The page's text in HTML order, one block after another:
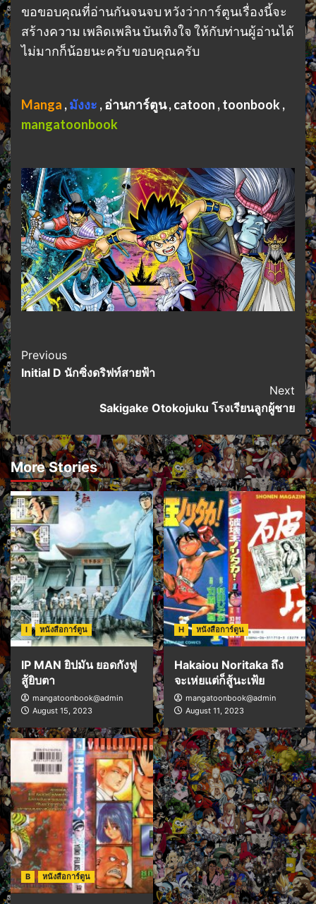
ขอขอบคุณที่อ่านกันจนจบ หวังว่าการ์ตูนเรื่องนี้จะ
สร้างความ เพลิดเพลิน บันเทิงใจ ให้กับท่านผู้อ่านได้
ไม่มากก็น้อยนะครับ ขอบคุณครับ
Manga ,มังงะ ,อ่านการ์ตูน , catoon , toonbook ,
mangatoonbook
Post
Navigation
Previous
Initial D นักซิ่งดริฟท์สายฟ้า
Next
Sakigake Otokojuku โรงเรียนลูกผู้ชาย
More Stories
I หนังสือการ์ตูน
IP MAN ยิปมัน ยอดกังฟู
สู้ยิบตา
mangatoonbook@admin
August 15, 2023
H หนังสือการ์ตูน
Hakaiou Noritaka ถึง
จะเห่ยแต่ก็สู้นะเฟ้ย
mangatoonbook@admin
August 11, 2023
B หนังสือการ์ตูน